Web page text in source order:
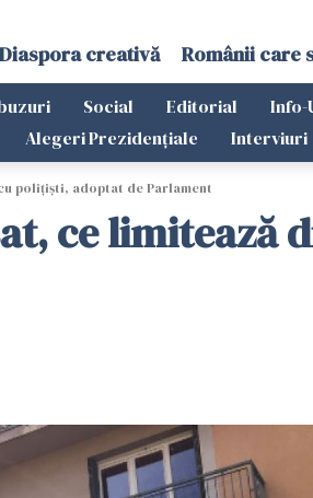
Diaspora creativă Românii care
Social Editorial Info-
Alegeri Prezidențiale Interviuri
poliţişti, adoptat de Parlament
ce limitează